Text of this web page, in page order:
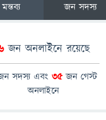
জন সদস্য
জন অনলাইনে রয়েছে
সদস্য এবং 35জন গেস্ট
অনলাইনে